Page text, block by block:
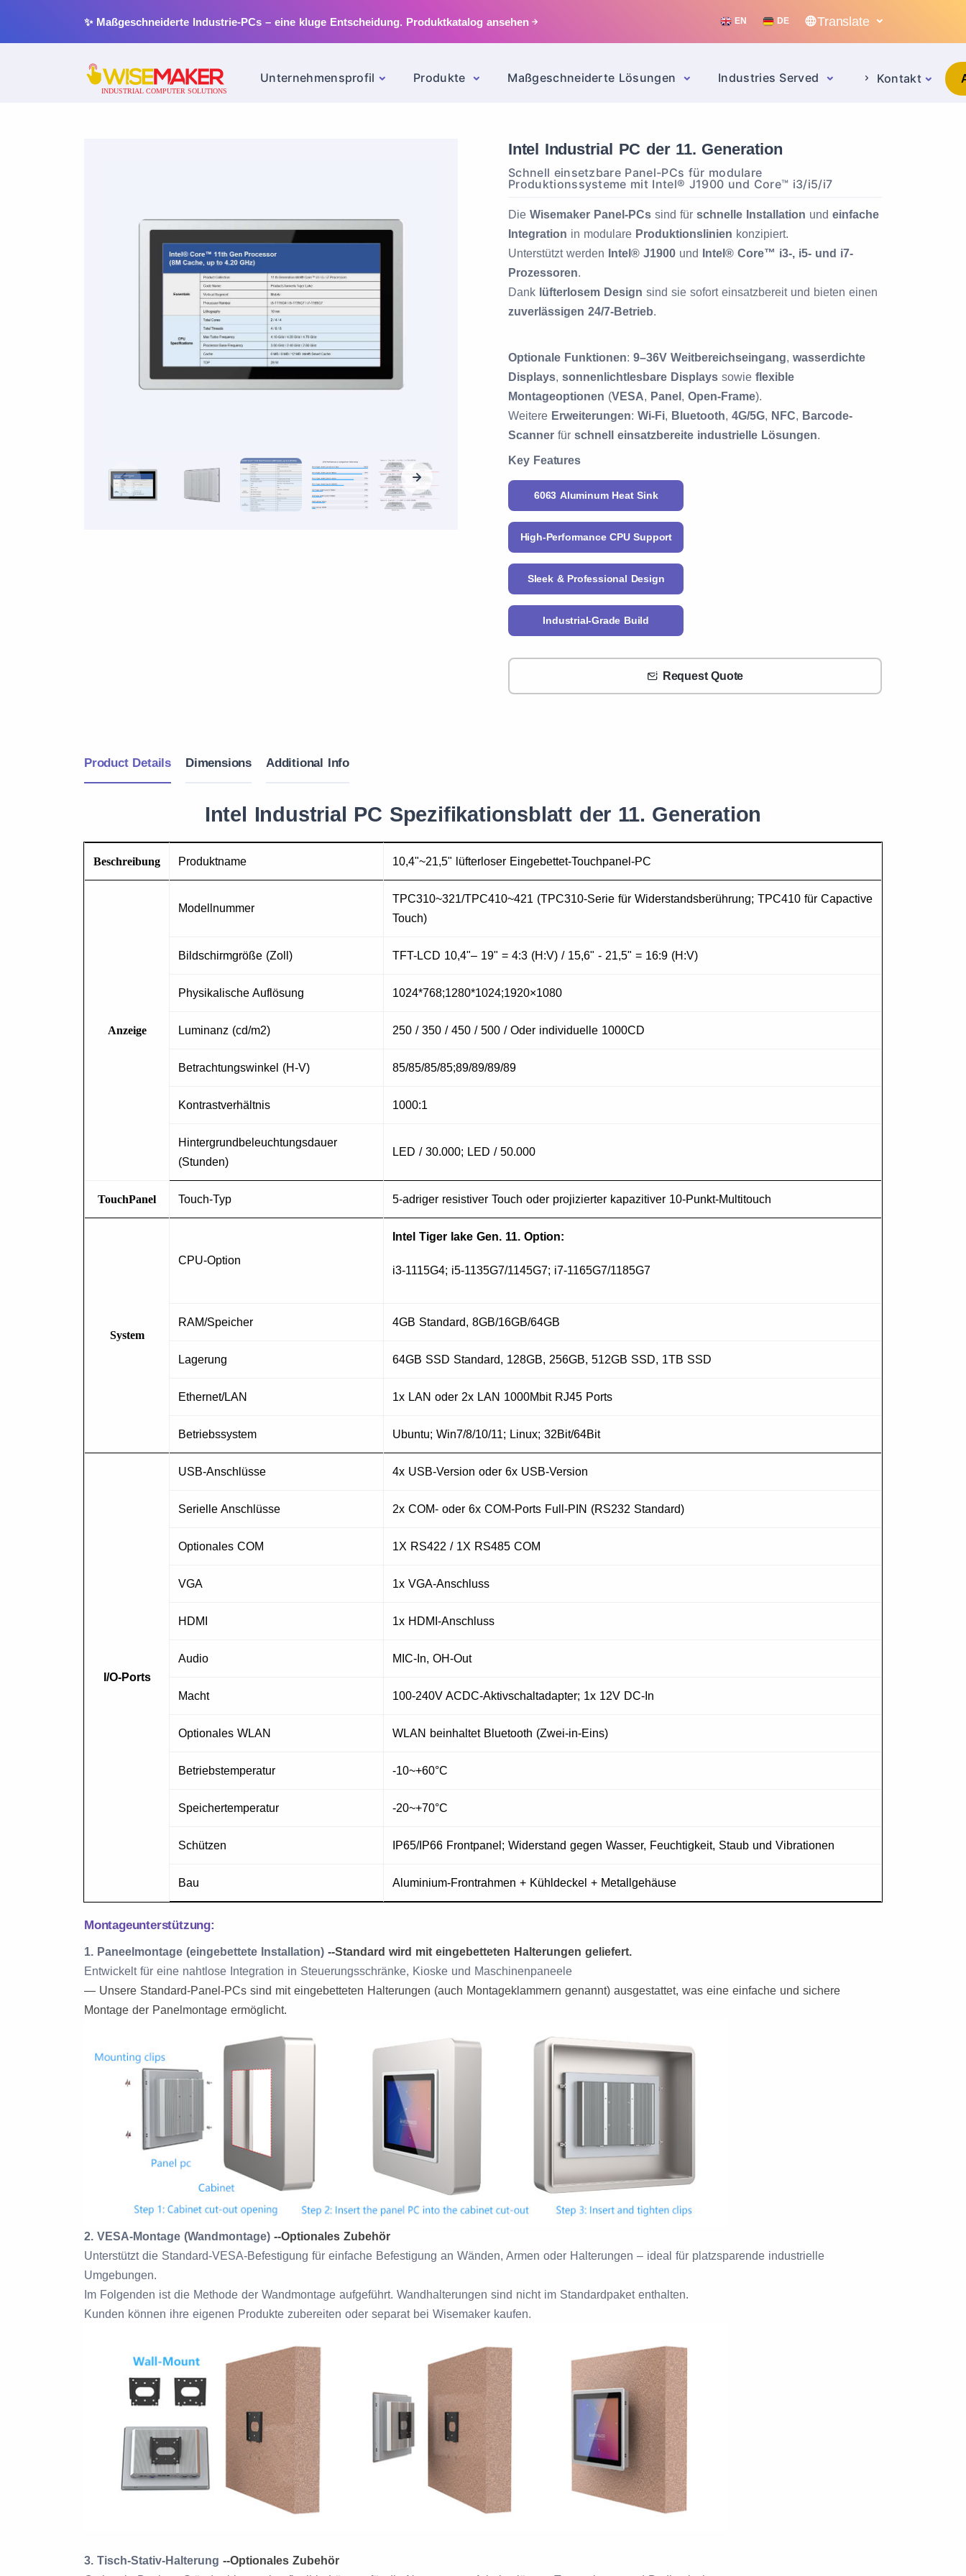
✨ Maßgeschneiderte Industrie-PCs – eine kluge Entscheidung. Produktkatalog ansehen EN DE Translate
Unternehmensprofil Produkte Maßgeschneiderte Lösungen Industries Served Kontakt
Intel Industrial PC der 11. Generation
Schnell einsetzbare Panel-PCs für modulare
Produktionssysteme mit Intel® J1900 und Core™ i3/i5/i7
Die Wisemaker Panel-PCs sind für schnelle Installation und einfache
Integration in modulare Produktionslinien konzipiert.
Unterstützt werden
Intel® J1900 und
Intel® Core™ i3-, i5- und i7-
Prozessoren.
Dank lüfterlosem Design sind sie sofort einsatzbereit und bieten einen
zuverlässigen 24/7-Betrieb.
Optionale Funktionen: 9–36V Weitbereichseingang, wasserdichte
Displays, sonnenlichtlesbare Displays sowie flexible
Montageoptionen (VESA, Panel , Open-Frame).
Weitere Erweiterungen: Wi-Fi, Bluetooth, 4G/5G, NFC, Barcode-
Scanner für schnell einsatzbereite industrielle Lösungen.
Key Features
6063 Aluminum Heat Sink
High-Performance CPU Support
Sleek & Professional Design
Industrial-Grade Build
Request Quote
Product Details Dimensions Additional Info
Intel Industrial PC Spezifikationsblatt der 11. Generation
Beschreibung Produktname 10,4"~21,5" lüfterloser Eingebettet-Touchpanel-PC
Anzeige
Modellnummer
TPC310~321/TPC410~421 (TPC310-Serie für Widerstandsberührung; TPC410 für Capactive
Touch)
Bildschirmgröße (Zoll) TFT-LCD 10,4"– 19" = 4:3 (H:V) / 15,6" - 21,5" = 16:9 (H:V)
Physikalische Auflösung 1024*768;1280*1024;1920×1080
Luminanz (cd/m2) 250 / 350 / 450 / 500 / Oder individuelle 1000CD
Betrachtungswinkel (H-V) 85/85/85/85;89/89/89/89
Kontrastverhältnis 1000:1
Hintergrundbeleuchtungsdauer
(Stunden)
LED / 30.000; LED / 50.000
TouchPanel Touch-Typ 5-adriger resistiver Touch oder projizierter kapazitiver 10-Punkt-Multitouch
System
CPU-Option
Intel Tiger lake Gen. 11. Option:
i3-1115G4; i5-1135G7/1145G7; i7-1165G7/1185G7
RAM/Speicher 4GB Standard, 8GB/16GB/64GB
Lagerung 64GB SSD Standard, 128GB, 256GB, 512GB SSD, 1TB SSD
Ethernet/LAN 1x LAN oder 2x LAN 1000Mbit RJ45 Ports
Betriebssystem Ubuntu; Win7/8/10/11; Linux; 32Bit/64Bit
I/O-Ports
USB-Anschlüsse 4x USB-Version oder 6x USB-Version
Serielle Anschlüsse 2x COM- oder 6x COM-Ports Full-PIN (RS232 Standard)
Optionales COM 1X RS422 / 1X RS485 COM
VGA 1x VGA-Anschluss
HDMI 1x HDMI-Anschluss
Audio MIC-In, OH-Out
Macht 100-240V ACDC-Aktivschaltadapter; 1x 12V DC-In
Optionales WLAN WLAN beinhaltet Bluetooth (Zwei-in-Eins)
Betriebstemperatur -10~+60°C
Speichertemperatur -20~+70°C
Schützen IP65/IP66 Frontpanel; Widerstand gegen Wasser, Feuchtigkeit, Staub und Vibrationen
Bau Aluminium-Frontrahmen + Kühldeckel + Metallgehäuse
Montageunterstützung:
1. Paneelmontage (eingebettete Installation) --Standard wird mit eingebetteten Halterungen geliefert.
Entwickelt für eine nahtlose Integration in Steuerungsschränke, Kioske und Maschinenpaneele
— Unsere Standard-Panel-PCs sind mit eingebetteten Halterungen (auch Montageklammern genannt) ausgestattet, was eine einfache und sichere
Montage der Panelmontage ermöglicht.
2. VESA-Montage (Wandmontage) --Optionales Zubehör
Unterstützt die Standard-VESA-Befestigung für einfache Befestigung an Wänden, Armen oder Halterungen – ideal für platzsparende industrielle
Umgebungen.
Im Folgenden ist die Methode der Wandmontage aufgeführt. Wandhalterungen sind nicht im Standardpaket enthalten.
Kunden können ihre eigenen Produkte zubereiten oder separat bei Wisemaker kaufen.
3. Tisch-Stativ-Halterung --Optionales Zubehör